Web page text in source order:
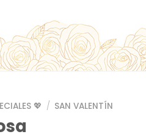
💖 / SAN VALENTÍN